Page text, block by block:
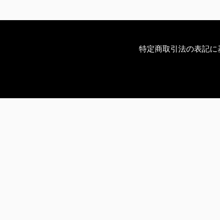
特定商取引法の表記に